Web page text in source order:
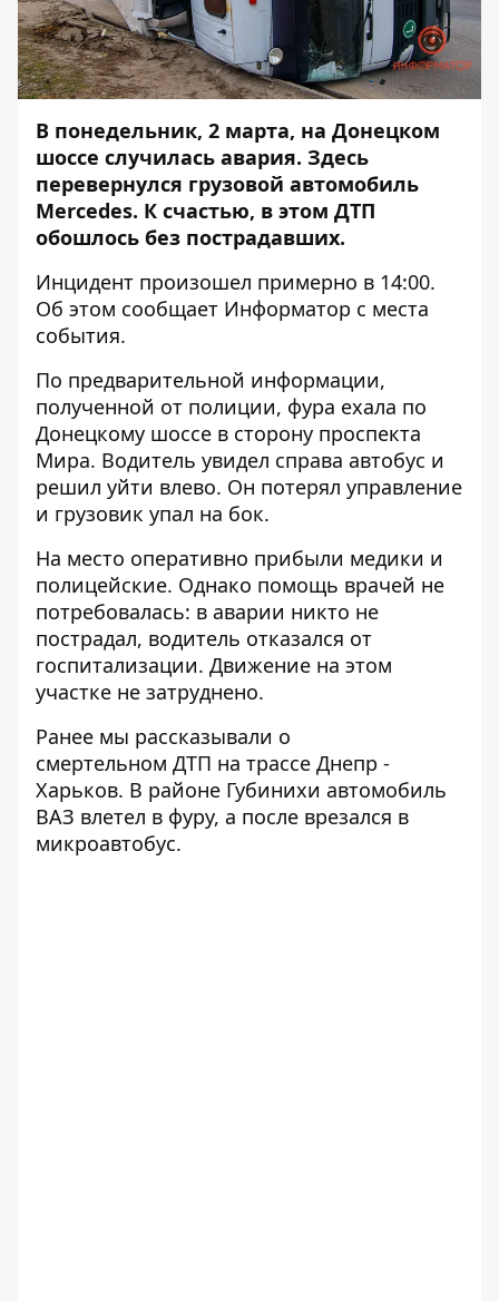
В понедельник, 2 марта, на Донецком
шоссе случилась авария. Здесь
перевернулся грузовой автомобиль
Mercedes. К счастью, в этом ДТП
обошлось без пострадавших.
Инцидент произошел примерно в 14:00.
Об этом сообщает Информатор с места
события.
По предварительной информации,
полученной от полиции, фура ехала по
Донецкому шоссе в сторону проспекта
Мира. Водитель увидел справа автобус и
решил уйти влево. Он потерял управление
и грузовик упал на бок.
На место оперативно прибыли медики и
полицейские. Однако помощь врачей не
потребовалась: в аварии никто не
пострадал, водитель отказался от
госпитализации. Движение на этом
участке не затруднено.
Ранее мы рассказывали о
смертельном ДТП на трассе Днепр -
Харьков. В районе Губинихи автомобиль
ВАЗ влетел в фуру, а после врезался в
микроавтобус.